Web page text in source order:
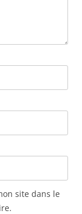
site dans le